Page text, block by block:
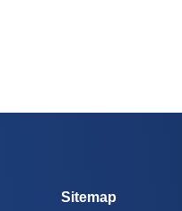
Sitemap